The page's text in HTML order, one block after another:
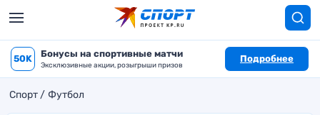
50K Бонусы на спортивные матчи
Эксклюзивные акции, розыгрыши призов
Подробнее
Спорт Футбол